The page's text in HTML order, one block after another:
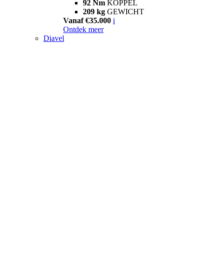
92 Nm KOPPEL
209 kg GEWICHT
Vanaf €35.000 i
Ontdek meer
Diavel